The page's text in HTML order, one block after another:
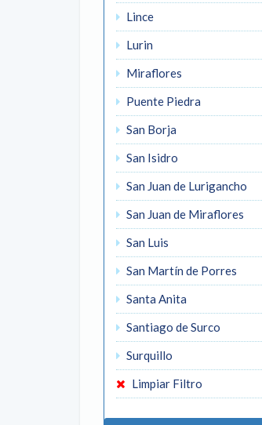
Lince
Lurin
Miraflores
Puente Piedra
San Borja
San Isidro
San Juan de Lurigancho
San Juan de Miraflores
San Luis
San Martín de Porres
Santa Anita
Santiago de Surco
Surquillo
Limpiar Filtro